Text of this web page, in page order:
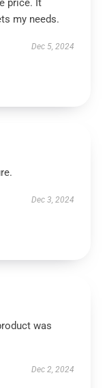
price. It
my needs.
Dec 5, 2024
Dec 3, 2024
was
Dec 2, 2024